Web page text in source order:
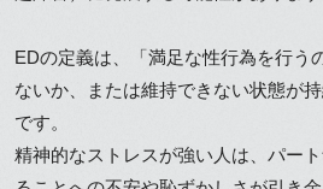
EDの定義は、「満足な性行為を行う
ないか、または維持できない状態が
です。
精神的なストレスが強い人は、パー